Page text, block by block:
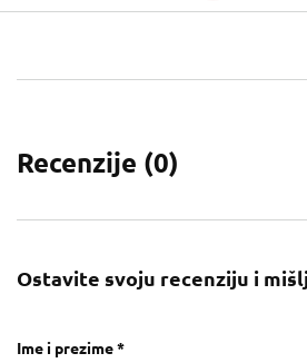
Recenzije (0)
Ostavite svoju recenziju i
Ime i prezime *